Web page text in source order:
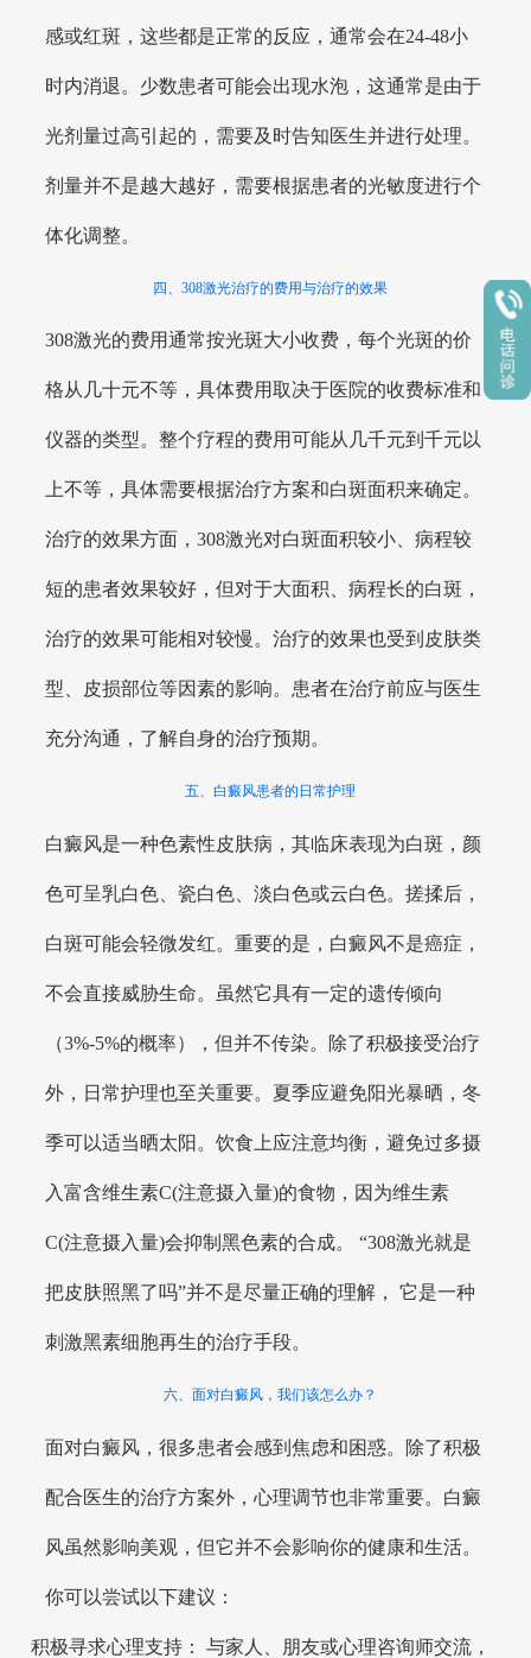
感或红斑，这些都是正常的反应，通常会在24-48小
时内消退。少数患者可能会出现水泡，这通常是由于
光剂量过高引起的，需要及时告知医生并进行处理。
剂量并不是越大越好，需要根据患者的光敏度进行个
体化调整。
四、308激光治疗的费用与治疗的效果
308激光的费用通常按光斑大小收费，每个光斑的价
格从几十元不等，具体费用取决于医院的收费标准和
仪器的类型。整个疗程的费用可能从几千元到千元以
上不等，具体需要根据治疗方案和白斑面积来确定。
治疗的效果方面，308激光对白斑面积较小、病程较
短的患者效果较好，但对于大面积、病程长的白斑，
治疗的效果可能相对较慢。治疗的效果也受到皮肤类
型、皮损部位等因素的影响。患者在治疗前应与医生
充分沟通，了解自身的治疗预期。
五、白癜风患者的日常护理
白癜风是一种色素性皮肤病，其临床表现为白斑，颜
色可呈乳白色、瓷白色、淡白色或云白色。搓揉后，
白斑可能会轻微发红。重要的是，白癜风不是癌症，
不会直接威胁生命。虽然它具有一定的遗传倾向
（3%-5%的概率），但并不传染。除了积极接受治疗
外，日常护理也至关重要。夏季应避免阳光暴晒，冬
季可以适当晒太阳。饮食上应注意均衡，避免过多摄
入富含维生素C(注意摄入量)的食物，因为维生素
C(注意摄入量)会抑制黑色素的合成。 “308激光就是
把皮肤照黑了吗”并不是尽量正确的理解， 它是一种
刺激黑素细胞再生的治疗手段。
六、面对白癜风，我们该怎么办？
面对白癜风，很多患者会感到焦虑和困惑。除了积极
配合医生的治疗方案外，心理调节也非常重要。白癜
风虽然影响美观，但它并不会影响你的健康和生活。
你可以尝试以下建议：
积极寻求心理支持： 与家人、朋友或心理咨询师交流，